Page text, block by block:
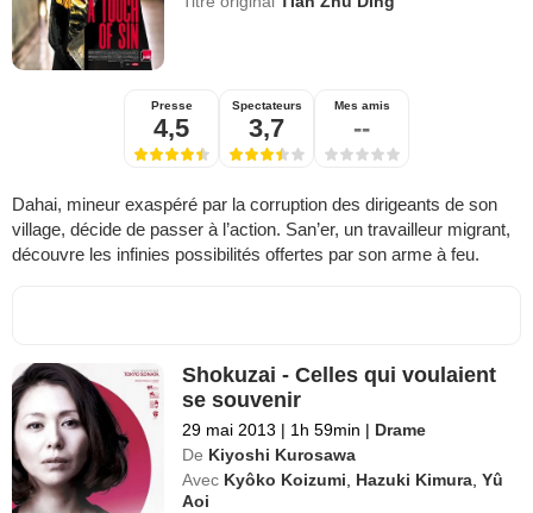
Presse
4,5
Spectateurs
3,7
Mes amis
--
Dahai, mineur exaspéré par la corruption des dirigeants de son
village, décide de passer à l’action. San’er, un travailleur migrant,
découvre les infinies possibilités offertes par son arme à feu.
Shokuzai - Celles qui voulaient
se souvenir
29 mai 2013 | 1h 59min | Drame
De Kiyoshi Kurosawa
Avec Kyôko Koizumi Hazuki Kimura ,Yû
Aoi